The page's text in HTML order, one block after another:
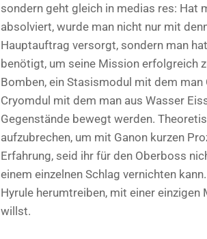
sondern geht gleich in medias res: Hat
absolviert, wurde man nicht nur mit
Hauptauftrag versorgt, sondern man
benötigt, um seine Mission erfolgreich
Bomben, ein Stasismodul mit dem
Cryomdul mit dem man aus Wasser
Gegenstände bewegt werden.
aufzubrechen, um mit Ganon kurzen
Erfahrung, seid ihr für den Oberboss
einem einzelnen Schlag vernichten
Hyrule herumtreiben, mit einer
willst.